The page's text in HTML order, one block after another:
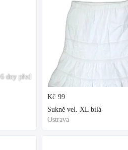
6 dny před
Kč 99
Sukně vel. XL bílá
Ostrava